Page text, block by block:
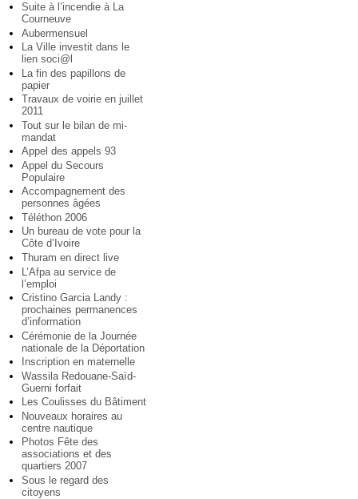
Suite à l’incendie à La
Courneuve
Aubermensuel
La Ville investit dans le
lien soci@l
La fin des papillons de
papier
Travaux de voirie en juillet
2011
Tout sur le bilan de mi-
mandat
Appel des appels 93
Appel du Secours
Populaire
Accompagnement des
personnes âgées
Téléthon 2006
Un bureau de vote pour la
Côte d’Ivoire
Thuram en direct live
L’Afpa au service de
l’emploi
Cristino Garcia Landy :
prochaines permanences
d’information
Cérémonie de la Journée
nationale de la Déportation
Inscription en maternelle
Wassila Redouane-Saïd-
Guerni forfait
Les Coulisses du Bâtiment
Nouveaux horaires au
centre nautique
Photos Fête des
associations et des
quartiers 2007
Sous le regard des
citoyens